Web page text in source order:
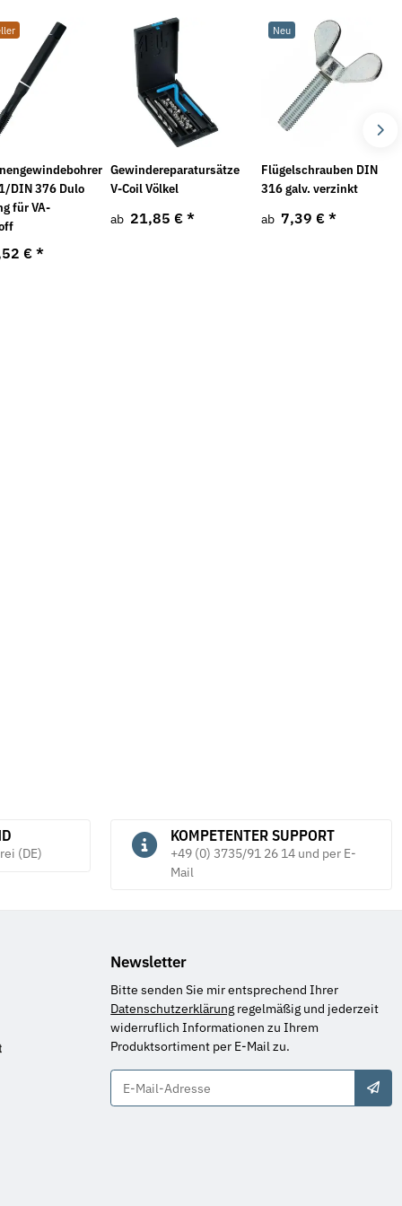
DIN 376 Dulo
für VA-
€*
Gewindereparatursätze
V-Coil Völkel
ab 21,85 € *
Neu
Flügelschrauben DIN
316 galv. verzinkt
ab 7,39 € *
8,54 €
0,04 € pro 1 Stück
(DE)
KOMPETENTER SUPPORT
+49 (0) 3735/91 26 14 und per E-
Mail
Newsletter
Bitte senden Sie mir entsprechend Ihrer
Datenschutzerklärung regelmäßig und jederzeit
widerruflich Informationen zu Ihrem
Produktsortiment per E-Mail zu.